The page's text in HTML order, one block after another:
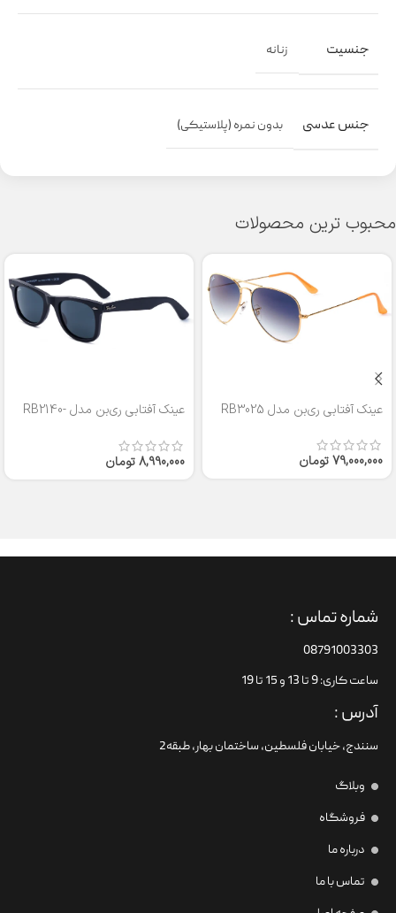
جنسیت زنانه
جنس عدسی بدون نمره (پلاستیکی)
محبوب ترین محصولات
عینک آفتابی ری‌بن مدل RB3025
79,000,000تومان
عینک آفتابی ری‌بن مدل RB2140-
8,990,000تومان
شماره تماس :
08791003303
ساعت کاری: 9 تا 13 و 15 تا 19
آدرس :
سنندج، خیابان فلسطین،‌ ساختمان بهار، طبقه2
وبلاگ
فروشگاه
درباره ما
تماس با ما